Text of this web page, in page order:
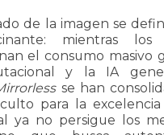
de la imagen se
mientras los
el consumo masivo
y la IA
se han
para la excelencia
ya no persigue los